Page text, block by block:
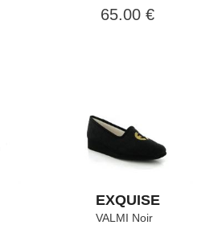
65.00 €
EXQUISE
VALMI Noir